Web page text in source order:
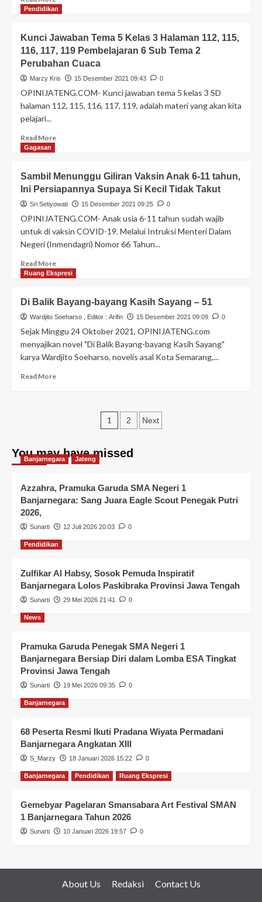
Pendidikan
Kunci Jawaban Tema 5 Kelas 3 Halaman 112, 115,
116, 117, 119 Pembelajaran 6 Sub Tema 2
Perubahan Cuaca
Marzy Kris 15 Desember 2021 09:43 0
OPINIJATENG.COM- Kunci jawaban tema 5 kelas 3 SD
halaman 112, 115, 116, 117, 119, adalah materi yang akan kita
pelajari...
Read More
Gagasan
Sambil Menunggu Giliran Vaksin Anak 6-11 tahun,
Ini Persiapannya Supaya Si Kecil Tidak Takut
Sri Setiyowati 15 Desember 2021 09:25 0
OPINIJATENG.COM- Anak usia 6-11 tahun sudah wajib
untuk di vaksin COVID-19. Melalui Intruksi Menteri Dalam
Negeri (Inmendagri) Nomor 66 Tahun...
Read More
Ruang Ekspresi
Di Balik Bayang-bayang Kasih Sayang – 51
Wardjito Soeharso , Editor : Arifin 15 Desember 2021 09:09 0
Sejak Minggu 24 Oktober 2021, OPINIJATENG.com
menyajikan novel "Di Balik Bayang-bayang Kasih Sayang"
karya Wardjito Soeharso, novelis asal Kota Semarang,...
Read More
1 2 Next
You may have missed
Banjarnegara Jateng
Azzahra, Pramuka Garuda SMA Negeri 1
Banjarnegara: Sang Juara Eagle Scout Penegak Putri
2026,
Sunarti 12 Juli 2026 20:03 0
Pendidikan
Zulfikar Al Habsy, Sosok Pemuda Inspiratif
Banjarnegara Lolos Paskibraka Provinsi Jawa Tengah
Sunarti 29 Mei 2026 21:41 0
News
Pramuka Garuda Penegak SMA Negeri 1
Banjarnegara Bersiap Diri dalam Lomba ESA Tingkat
Provinsi Jawa Tengah
Sunarti 19 Mei 2026 09:35 0
Banjarnegara
68 Peserta Resmi Ikuti Pradana Wiyata Permadani
Banjarnegara Angkatan XIII
S_Marzy 18 Januari 2026 15:22 0
Banjarnegara Pendidikan Ruang Ekspresi
Gemebyar Pagelaran Smansabara Art Festival SMAN
1 Banjarnegara Tahun 2026
Sunarti 10 Januari 2026 19:57 0
About Us Redaksi Contact Us